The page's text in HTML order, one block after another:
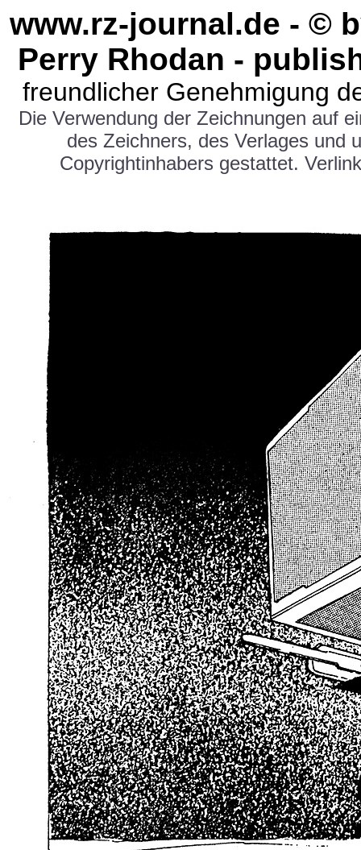
www.rz-journal.de - ©
Perry Rhodan -
freundlicher Genehmigung
Die Verwendung der Zeichnungen auf
des Zeichners, des Verlages und
Copyrightinhabers gestattet.